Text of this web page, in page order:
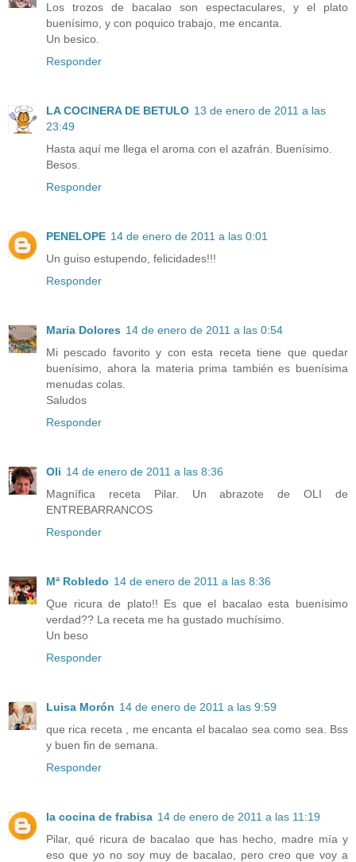
Los trozos de bacalao son espectaculares, y el plato
buenísimo, y con poquico trabajo, me encanta.
Un besico.
Responder
LA COCINERA DE BETULO 13 de enero de 2011 a las
23:49
Hasta aquí me llega el aroma con el azafrán. Buenísimo.
Besos.
Responder
PENELOPE 14 de enero de 2011 a las 0:01
Un guiso estupendo, felicidades!!!
Responder
Maria Dolores 14 de enero de 2011 a las 0:54
Mi pescado favorito y con esta receta tiene que quedar
buenísimo, ahora la materia prima también es buenísima
menudas colas.
Saludos
Responder
Oli 14 de enero de 2011 a las 8:36
Magnífica receta Pilar. Un abrazote de OLI de
ENTREBARRANCOS
Responder
Mª Robledo 14 de enero de 2011 a las 8:36
Que ricura de plato!! Es que el bacalao esta buenísimo
verdad?? La receta me ha gustado muchísimo.
Un beso
Responder
Luisa Morón 14 de enero de 2011 a las 9:59
que rica receta , me encanta el bacalao sea como sea. Bss
y buen fin de semana.
Responder
la cocina de frabisa 14 de enero de 2011 a las 11:19
Pilar, qué ricura de bacalao que has hecho, madre mía y
eso que yo no soy muy de bacalao, pero creo que voy a